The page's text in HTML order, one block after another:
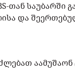
თან საუბარში
და